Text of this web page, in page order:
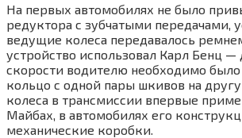
На первых автомобилях не было
редуктора с зубчатыми передачами,
ведущие колеса передавалось
устройство использовал Карл Бенц —
скорости водителю необходимо
кольцо с одной пары шкивов на
колеса в трансмиссии впервые
Майбах, в автомобилях его
механические коробки.